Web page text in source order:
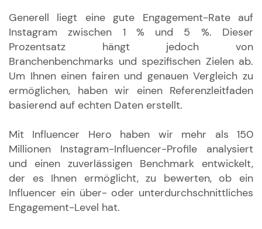
Generell liegt eine gute Engagement-Rate auf
Instagram zwischen 1 % und 5 %. Dieser
Prozentsatz hängt jedoch von
Branchenbenchmarks und spezifischen Zielen ab.
Um Ihnen einen fairen und genauen Vergleich zu
ermöglichen, haben wir einen Referenzleitfaden
basierend auf echten Daten erstellt.
Mit Influencer Hero haben wir mehr als 150
Millionen Instagram-Influencer-Profile analysiert
und einen zuverlässigen Benchmark entwickelt,
der es Ihnen ermöglicht, zu bewerten, ob ein
Influencer ein über- oder unterdurchschnittliches
Engagement-Level hat.